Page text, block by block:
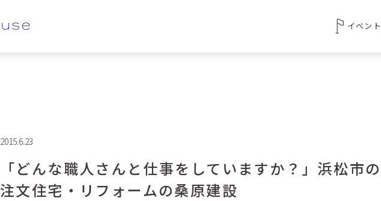
イベン
2015.6.23
「どんな職人さんと仕事をしていますか？」浜松市
注文住宅・リフォームの桑原建設